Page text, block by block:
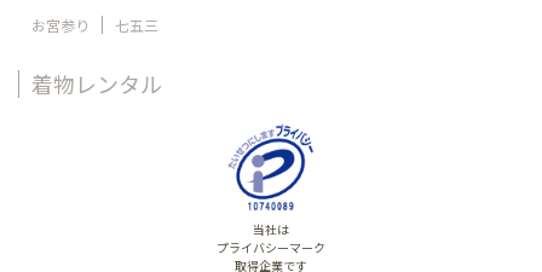
お宮参り 七五三
着物レンタル
当社は
プライバシーマーク
取得企業です